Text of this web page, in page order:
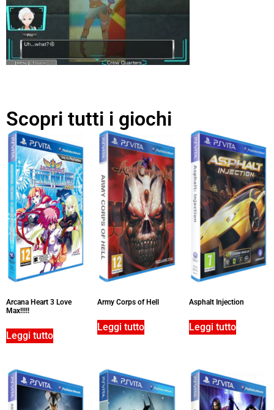
Scopri tutti i giochi
Arcana Heart 3 Love
Max!!!!!
Leggi tutto
Army Corps of Hell
Leggi tutto
Asphalt Injection
Leggi tutto